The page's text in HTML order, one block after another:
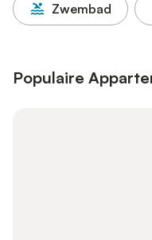
Zwembad
Populaire